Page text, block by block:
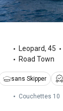
Leopard, 45
Road Town
sans Skipper
Couchettes 10